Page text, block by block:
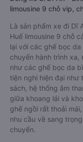
limousine 9 chỗ vip,
Là sản phẩm xe đi Dĩ
Huế limousine 9 chỗ
lại với các ghế bọc
chuyến hành trình xa,
như các ghế bọc da
tiện nghi hiện đại như
sách, hệ thống âm
giữa khoang lái và
ghế ngồi rất thoải
nhu cầu về sang
chuyển.